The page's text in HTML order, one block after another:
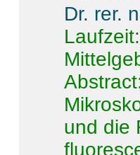
Dr. rer.
und die